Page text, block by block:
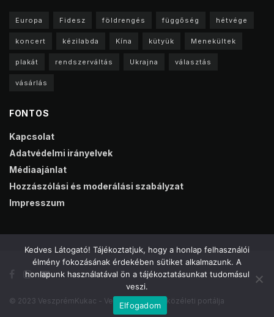
Europa Fidesz földrengés függőség hétvége
koncert kézilabda Kína kütyük Menekültek
plakát rendszerváltás Ukrajna választás
vásárlás
FONTOS
Kapcsolat
Adatvédelmi irányelvek
Médiaajánlat
Hozzászólási és moderálási szabályzat
Impresszum
© 2023 VeszprémKukac - Veszprém online közéleti portálja
Kedves Látogató! Tájékoztatjuk, hogy a honlap felhasználói
élmény fokozásának érdekében sütiket alkalmazunk. A
honlapunk használatával ön a tájékoztatásunkat tudomásul
veszi.
Elfogadom